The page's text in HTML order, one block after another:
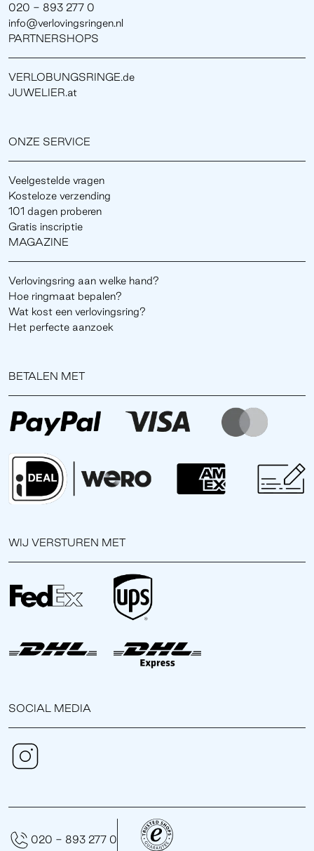
020 - 893 277 0
info@verlovingsringen.nl
PARTNERSHOPS
VERLOBUNGSRINGE.de
JUWELIER.at
ONZE SERVICE
Veelgestelde vragen
Kosteloze verzending
101 dagen proberen
Gratis inscriptie
MAGAZINE
Verlovingsring aan welke hand?
Hoe ringmaat bepalen?
Wat kost een verlovingsring?
Het perfecte aanzoek
BETALEN MET
WIJ VERSTUREN MET
SOCIAL MEDIA
020 - 893 277 0